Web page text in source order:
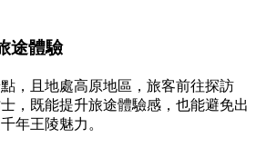
途體驗
，且地處高原地區，旅客前往探訪
，既能提升旅途體驗感，也能避免出
年王陵魅力。